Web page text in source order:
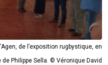
de l’exposition rugbystique, en
de Philippe Sella. © Véronique David